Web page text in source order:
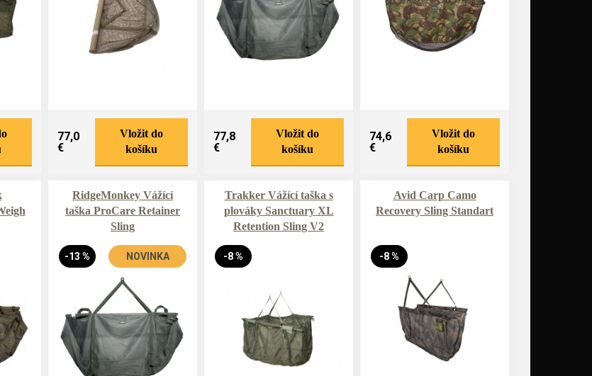
77,0
€
Vložit do
košíku
77,8
€
Vložit do
košíku
74,6
€
Vložit do
košíku
RidgeMonkey Vážící
taška ProCare Retainer
Sling
-13 % NOVINKA
Trakker Vážící taška s
plováky Sanctuary XL
Retention Sling V2
-8 %
Avid Carp Camo
Recovery Sling Standart
-8 %